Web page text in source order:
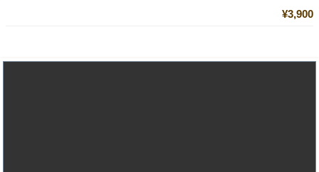
¥3,900